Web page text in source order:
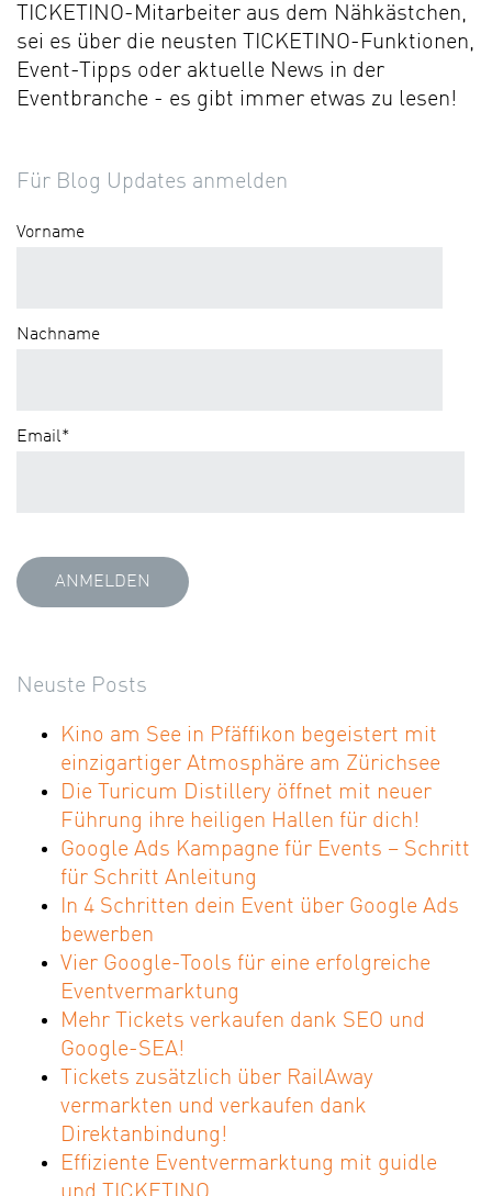
TICKETINO-Mitarbeiter aus dem Nähkästchen,
sei es über die neusten TICKETINO-Funktionen,
Event-Tipps oder aktuelle News in der
Eventbranche - es gibt immer etwas zu lesen!
Für Blog Updates anmelden
Vorname
Nachname
Email*
Neuste Posts
Kino am See in Pfäffikon begeistert mit
einzigartiger Atmosphäre am Zürichsee
Die Turicum Distillery öffnet mit neuer
Führung ihre heiligen Hallen für dich!
Google Ads Kampagne für Events – Schritt
für Schritt Anleitung
In 4 Schritten dein Event über Google Ads
bewerben
Vier Google-Tools für eine erfolgreiche
Eventvermarktung
Mehr Tickets verkaufen dank SEO und
Google-SEA!
Tickets zusätzlich über RailAway
vermarkten und verkaufen dank
Direktanbindung!
Effiziente Eventvermarktung mit guidle